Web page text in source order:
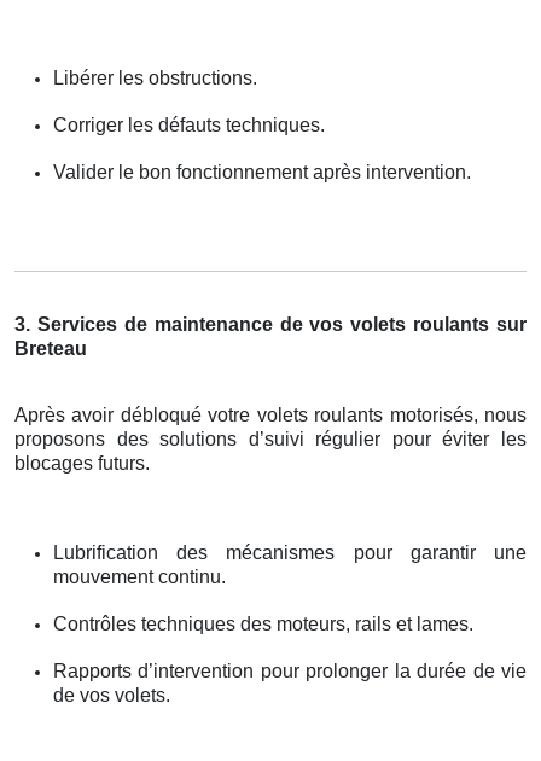
Libérer les obstructions.
Corriger les défauts techniques.
Valider le bon fonctionnement après intervention.
3. Services de maintenance de vos volets roulants sur
Breteau
Après avoir débloqué votre volets roulants motorisés, nous
proposons des solutions d’suivi régulier pour éviter les
blocages futurs.
Lubrification des mécanismes pour garantir une
mouvement continu.
Contrôles techniques des moteurs, rails et lames.
Rapports d’intervention pour prolonger la durée de vie
de vos volets.